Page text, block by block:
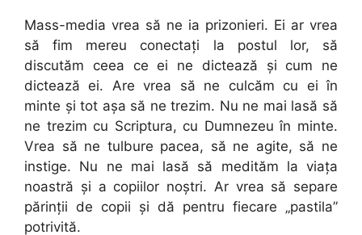
Mass-media vrea să ne ia prizonieri. Ei ar vrea
să fim mereu conectaţi la postul lor, să
discutăm ceea ce ei ne dictează şi cum ne
dictează ei. Are vrea să ne culcăm cu ei în
minte şi tot aşa să ne trezim. Nu ne mai lasă să
ne trezim cu Scriptura, cu Dumnezeu în minte.
Vrea să ne tulbure pacea, să ne agite, să ne
instige. Nu ne mai lasă să medităm la viaţa
noastră şi a copiilor noştri. Ar vrea să separe
părinţii de copii şi dă pentru fiecare „pastila”
potrivită.